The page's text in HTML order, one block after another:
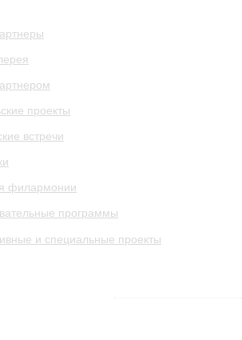
проекты
встречи
филармонии
программы
и специальные проекты